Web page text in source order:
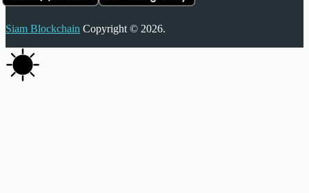
Siam Blockchain Copyright © 2026.